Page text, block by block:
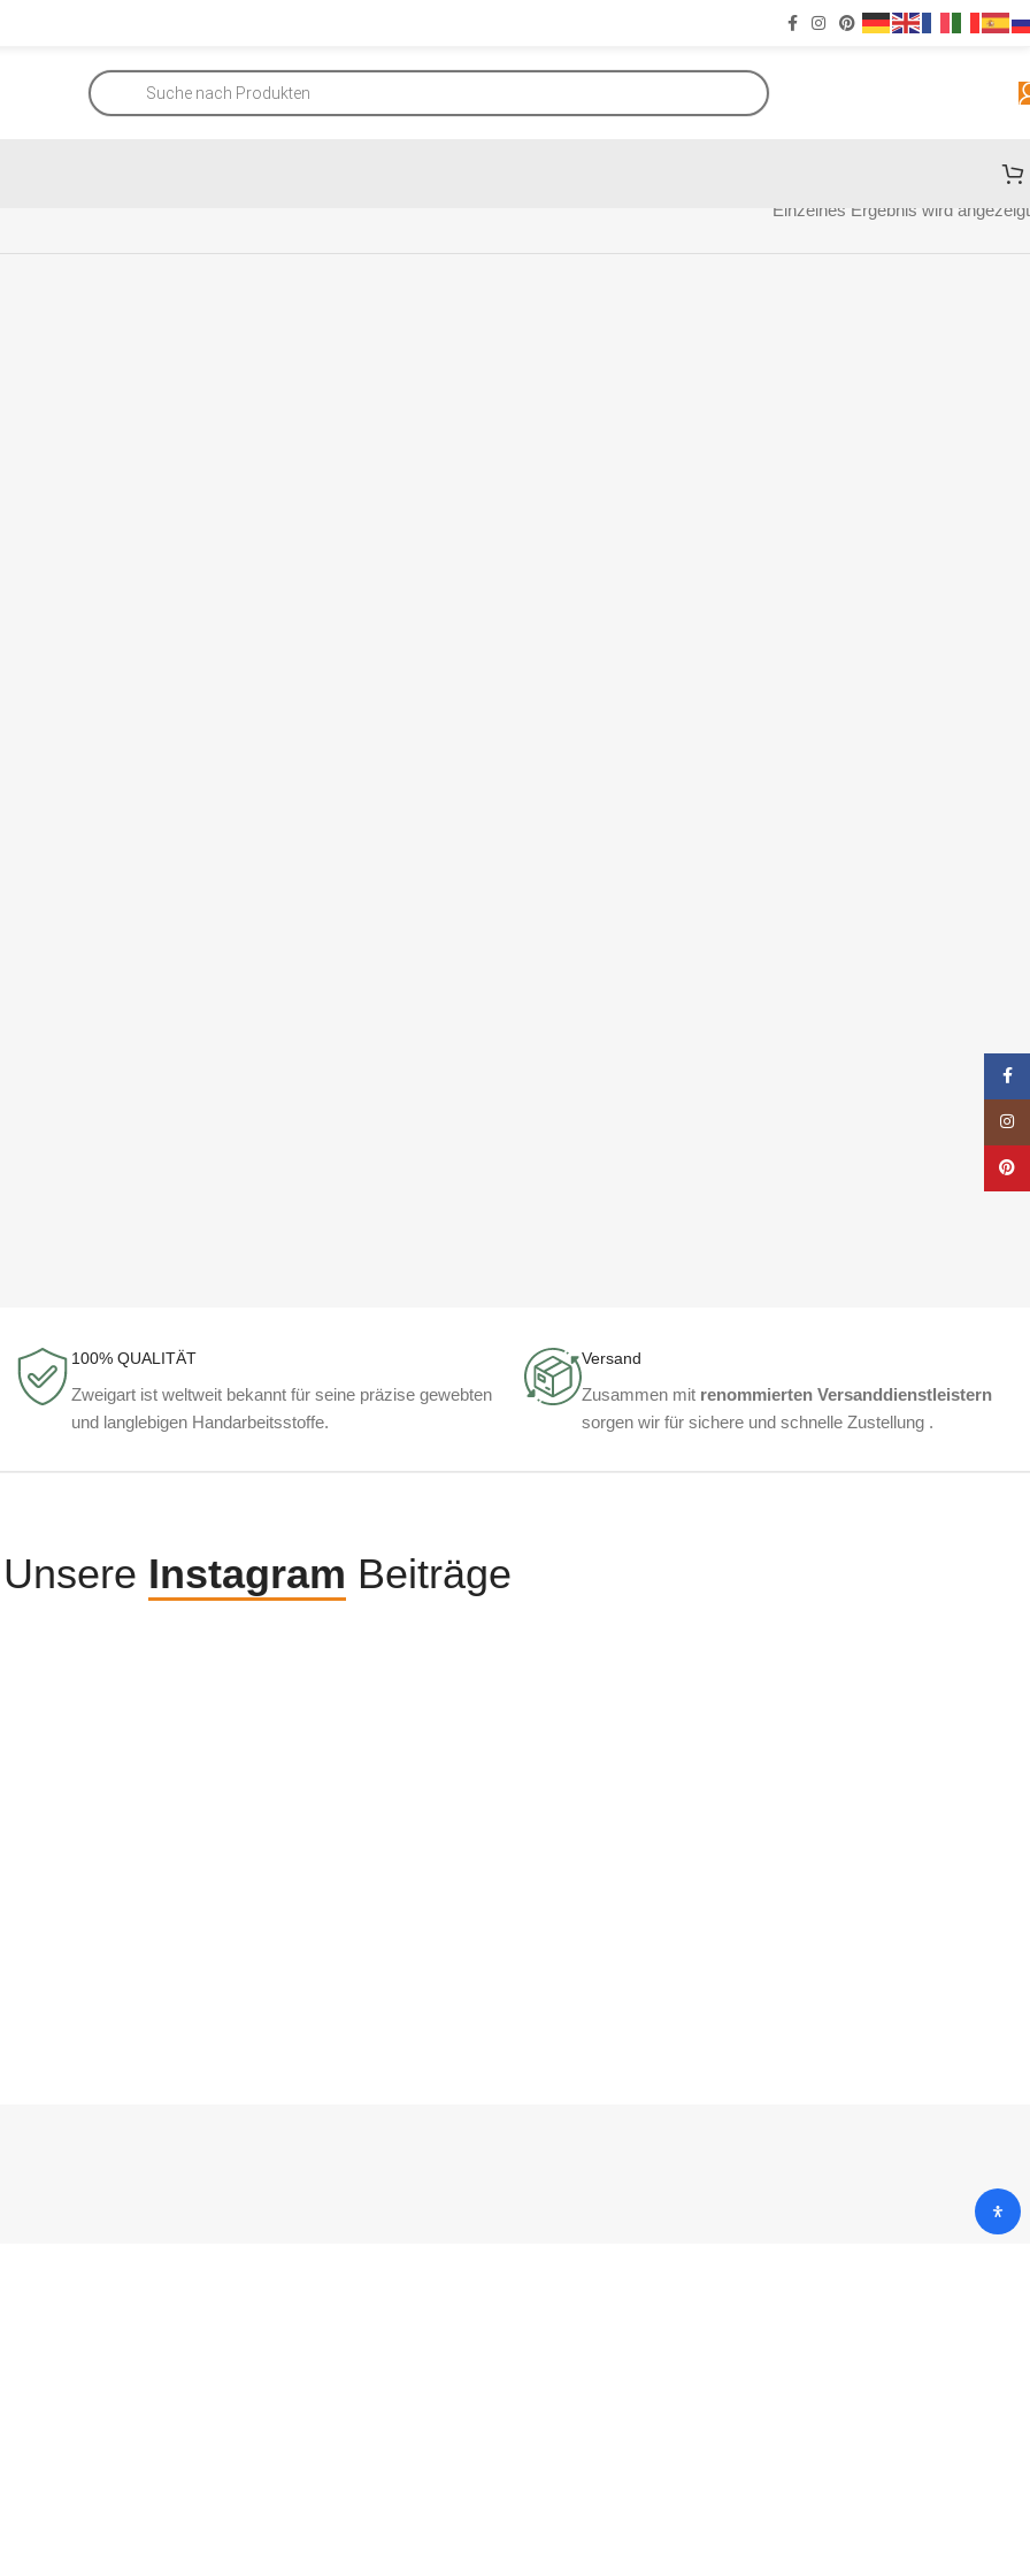
Einzelnes Ergebnis wird angezeigt
100% QUALITÄT
Zweigart ist weltweit bekannt für seine präzise gewebten
und langlebigen Handarbeitsstoffe.
Versand
Zusammen mit renommierten Versanddienstleistern
sorgen wir für sichere und schnelle Zustellung .
Unsere Instagram Beiträge